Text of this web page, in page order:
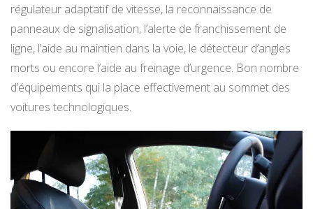
régulateur adaptatif de vitesse, la reconnaissance de
panneaux de signalisation, l’alerte de franchissement de
ligne, l’aide au maintien dans la voie, le détecteur d’angles
morts ou encore l’aide au freinage d’urgence. Bon nombre
d’équipements qui la place effectivement au sommet des
voitures technologiques.